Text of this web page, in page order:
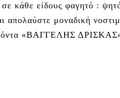
κάθε είδους φαγητό :
απολαύστε μοναδική
«ΒΑΓΓΕΛΗΣ ΔΡΙΣΚΑΣ»,